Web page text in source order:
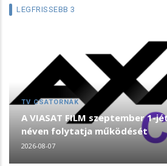
LEGFRISSEBB 3
TV CSATORNÁK
A VIASAT FILM szeptember 1-
néven folytatja működését
2026-08-07